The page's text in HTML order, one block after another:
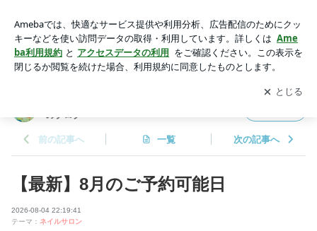
サロン リラクのブログ
アプリをダウンロードして ブログの更新通知
を受け取りまし
ょう。
開く
のブログ
前の記事へ 一覧 次の記事へ
【最新】8月のご予約可能日
2026-08-04 22:19:41
テーマ： ネイルサロン